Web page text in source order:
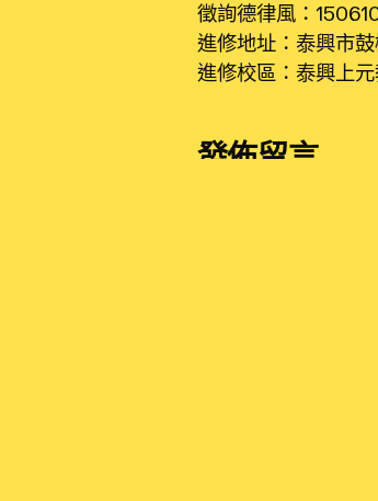
徵詢德律風：
進修地址：泰興市
進修校區：泰興上
發佈留言